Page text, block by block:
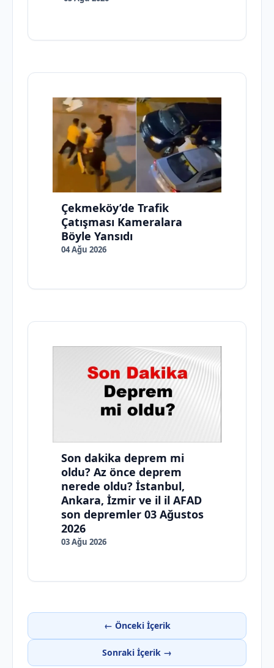
Çekmeköy’de Trafik
Çatışması Kameralara
Böyle Yansıdı
04 Ağu 2026
Son dakika deprem mi
oldu? Az önce deprem
nerede oldu? İstanbul,
Ankara, İzmir ve il il AFAD
son depremler 03 Ağustos
2026
03 Ağu 2026
← Önceki İçerik
Sonraki İçerik →